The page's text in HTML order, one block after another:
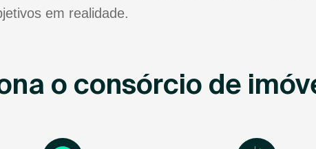
em realidade.
o consórcio de